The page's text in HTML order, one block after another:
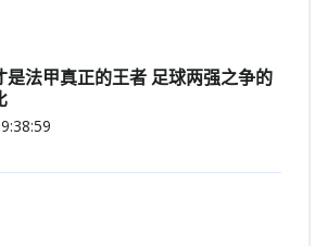
是法甲真正的王者 足球两强之争的